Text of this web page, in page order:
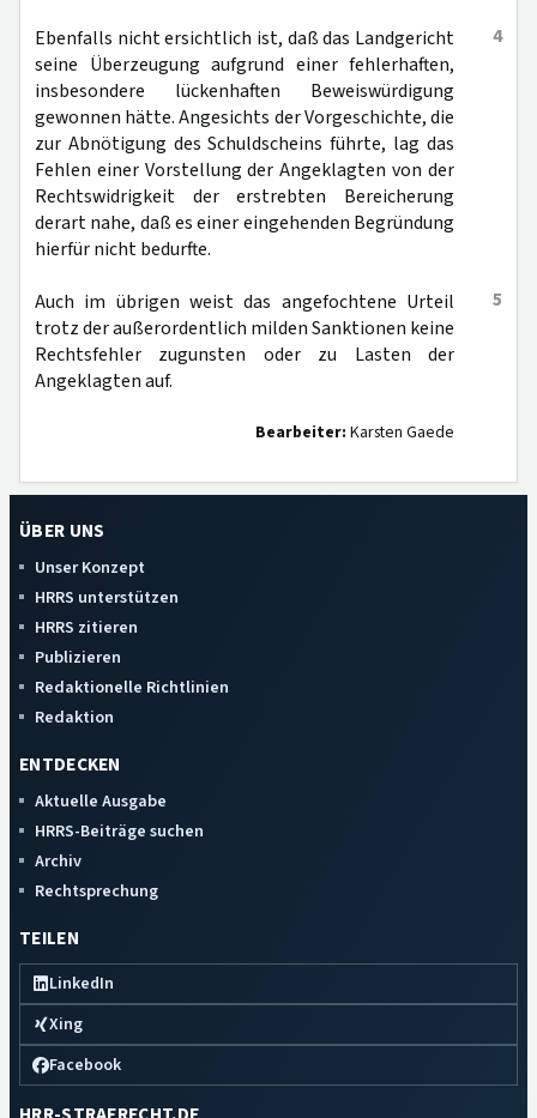
4
Ebenfalls nicht ersichtlich ist, daß das Landgericht
seine Überzeugung aufgrund einer fehlerhaften,
insbesondere lückenhaften Beweiswürdigung
gewonnen hätte. Angesichts der Vorgeschichte, die
zur Abnötigung des Schuldscheins führte, lag das
Fehlen einer Vorstellung der Angeklagten von der
Rechtswidrigkeit der erstrebten Bereicherung
derart nahe, daß es einer eingehenden Begründung
hierfür nicht bedurfte.
5
Auch im übrigen weist das angefochtene Urteil
trotz der außerordentlich milden Sanktionen keine
Rechtsfehler zugunsten oder zu Lasten der
Angeklagten auf.
Bearbeiter: Karsten Gaede
ÜBER UNS
Unser Konzept
HRRS unterstützen
HRRS zitieren
Publizieren
Redaktionelle Richtlinien
Redaktion
ENTDECKEN
Aktuelle Ausgabe
HRRS-Beiträge suchen
Archiv
Rechtsprechung
TEILEN
LinkedIn
Xing
Facebook